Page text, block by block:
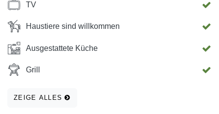
TV
Haustiere sind willkommen
Ausgestattete Küche
Grill
ZEIGE ALLES